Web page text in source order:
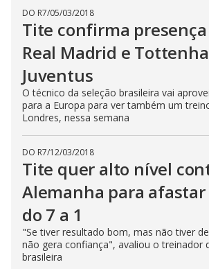
DO R7/05/03/2018
Tite confirma presença
Real Madrid e
Juventus
O técnico da seleção brasileira vai
para a Europa para ver também um
Londres, nessa semana
DO R7/12/03/2018
Tite quer alto nível
Alemanha para
do 7 a 1
"Se tiver resultado bom, mas não tiver
não gera confiança", avaliou o treinador
brasileira